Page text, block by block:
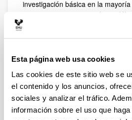
Esta página web usa cookies
Las cookies de este sitio web se
el contenido y los anuncios,
sociales y analizar el tráfico.
información sobre el uso que
investigación básica en la
conocimiento en matemáticas
matemático, geometría y
investigación básica y aplicada, al
formación en estadística y al
I+D+i en modelación matemática,
investigación operativa en
Algunas líneas de investigación
Análisis matricial y teoría